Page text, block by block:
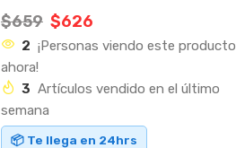
$659 $626
2 ¡Personas viendo este producto
ahora!
3 Artículos vendido en el último
semana
📦 Te llega en 24hrs